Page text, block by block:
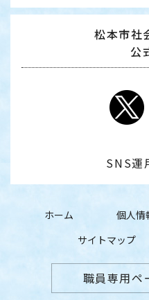
松本市社
公
SNS運
ホーム 個人情
サイトマップ
職員専用ペ